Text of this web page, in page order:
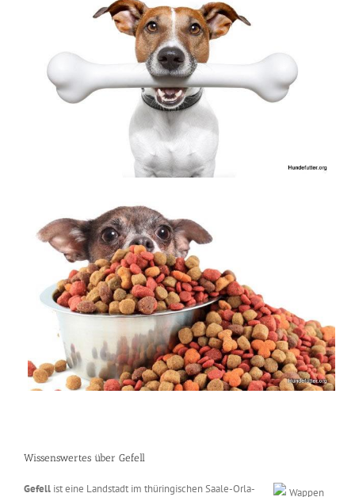
Wissenswertes über Gefell
Gefell ist eine Landstadt im thüringischen Saale-Orla-